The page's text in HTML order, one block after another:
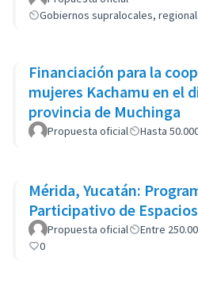
Gobiernos supralocales,
Financiación para la
mujeres Kachamu en el
provincia de Muchinga
Propuesta oficial Hasta
Mérida, Yucatán:
Participativo de
Propuesta oficial Entre
0